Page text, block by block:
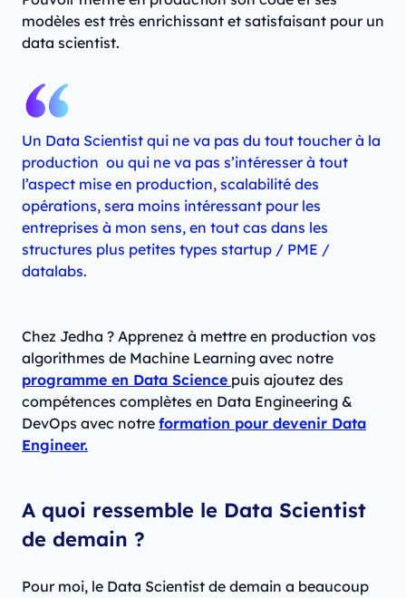
modèles est très enrichissant et satisfaisant pour un
data scientist.
Un Data Scientist qui ne va pas du tout toucher à la
production ou qui ne va pas s’intéresser à tout
l’aspect mise en production, scalabilité des
opérations, sera moins intéressant pour les
entreprises à mon sens, en tout cas dans les
structures plus petites types startup / PME /
datalabs.
Chez Jedha ? Apprenez à mettre en production vos
algorithmes de Machine Learning avec notre
programme en Data Science puis ajoutez des
compétences complètes en Data Engineering &
DevOps avec notre formation pour devenir Data
Engineer.
A quoi ressemble le Data Scientist
de demain ?
Pour moi, le Data Scientist de demain a beaucoup